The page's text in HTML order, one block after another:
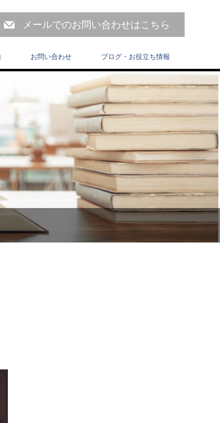
メールでのお問い合わせはこちら
お問い合わせ ブログ・お役立ち情報